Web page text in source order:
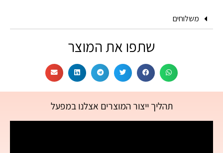
משלוחים
שתפו את המוצר
תהליך ייצור המוצרים אצלנו במפעל